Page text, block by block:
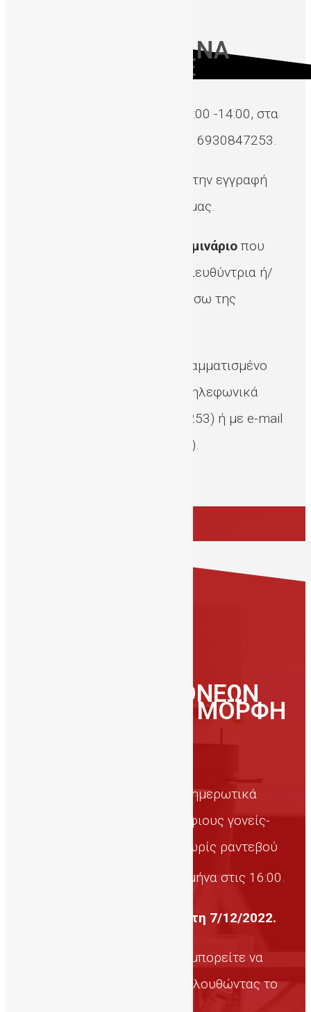
ΠΩΣ ΜΠΟΡΕΙΤΕ ΝΑ
ΕΝΗΜΕΡΩΘΕΙΤΕ
καθημερινά, 12:00 -14:00, στα
τηλέφωνα: 2810-394726 και 6930847253.
μετά την εγγραφή
σας, μέσω της ιστοσελίδας μας.
σεμινάριο που
πραγματοποιείται από την Διευθύντρια ή/
και άλλα μέλη της ΔηΤΟΒ μέσω της
, μετά από προγραμματισμένο
ραντεβού που καθορίζεται τηλεφωνικά
(2810-394726 και 6930847253) ή με e-mail
(info@cordbloodbankcrete.gr).
ΥΠΟΨΗΦΙΩΝ ΓΟΝΕΩΝ
ΚΑΙ ΚΟΙΝΟΥ ΜΕ ΜΟΡΦΗ
ενημερωτικά
σεμινάρια προς τους υποψήφιους γονείς-
δότες πραγματοποιούνται χωρίς ραντεβού
Τετάρτη κάθε μήνα στις 16:00.
Ημερομηνία έναρξης Τετάρτη 7/12/2022.
Για να τα παρακολουθήσετε μπορείτε να
ακολουθώντας το